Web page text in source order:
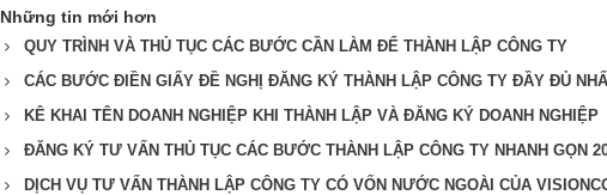
Những tin mới hơn
QUY TRÌNH VÀ THỦ TỤC CÁC BƯỚC CẦN LÀM ĐỂ THÀNH LẬP CÔNG TY
CÁC BƯỚC ĐIỀN GIẤY ĐỀ NGHỊ ĐĂNG KÝ THÀNH LẬP CÔNG TY ĐẦY ĐỦ
KÊ KHAI TÊN DOANH NGHIỆP KHI THÀNH LẬP VÀ ĐĂNG KÝ DOANH NGHIỆP
ĐĂNG KÝ TƯ VẤN THỦ TỤC CÁC BƯỚC THÀNH LẬP CÔNG TY NHANH GỌN
DỊCH VỤ TƯ VẤN THÀNH LẬP CÔNG TY CÓ VỐN NƯỚC NGOÀI CỦA